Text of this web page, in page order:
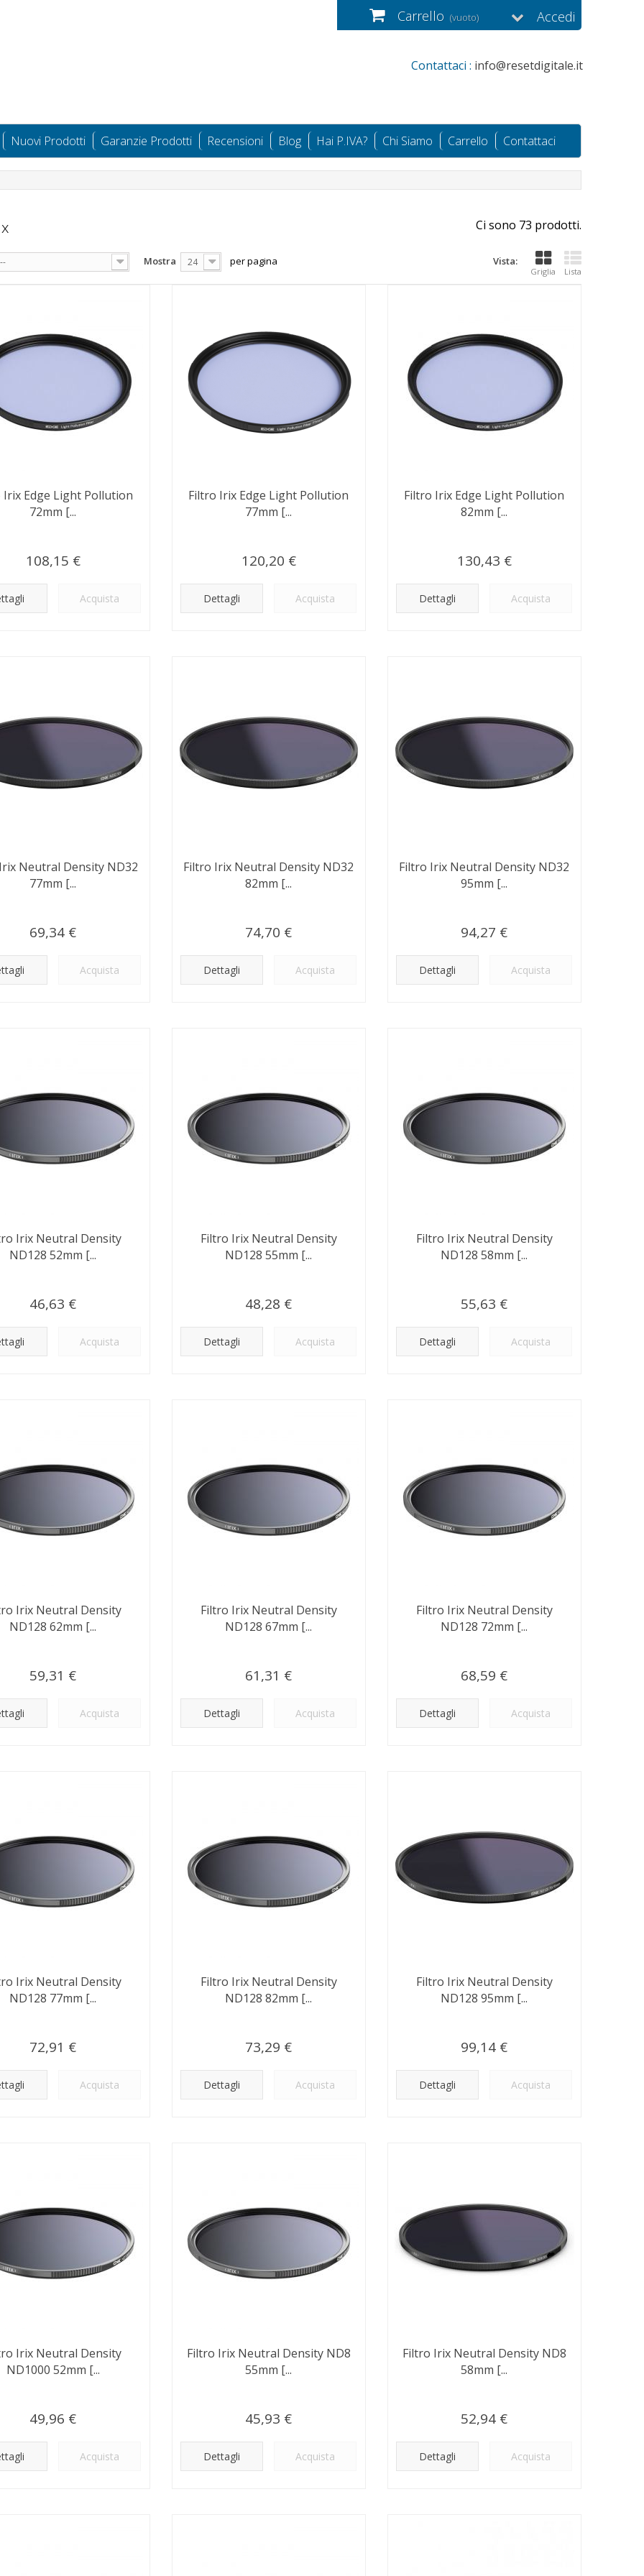
Accedi
Carrello (vuoto)
Contattaci : info@resetdigitale.it
Nuovi Prodotti Garanzie Prodotti Recensioni Blog Hai P.IVA? Chi Siamo Carrello Contattaci
Ci sono 73 prodotti.
Vista:
Griglia Lista
-- Mostra 24 per pagina
Irix Edge Light Pollution
72mm [...
108,15 €
Acquista
Filtro Irix Edge Light Pollution
77mm [...
120,20 €
Dettagli Acquista
Filtro Irix Edge Light Pollution
82mm [...
130,43 €
Dettagli Acquista
Neutral Density ND32
77mm [...
69,34 €
Acquista
Filtro Irix Neutral Density ND32
82mm [...
74,70 €
Dettagli Acquista
Filtro Irix Neutral Density ND32
95mm [...
94,27 €
Dettagli Acquista
Irix Neutral Density
ND128 52mm [...
46,63 €
Acquista
Filtro Irix Neutral Density
ND128 55mm [...
48,28 €
Dettagli Acquista
Filtro Irix Neutral Density
ND128 58mm [...
55,63 €
Dettagli Acquista
Irix Neutral Density
ND128 62mm [...
59,31 €
Acquista
Filtro Irix Neutral Density
ND128 67mm [...
61,31 €
Dettagli Acquista
Filtro Irix Neutral Density
ND128 72mm [...
68,59 €
Dettagli Acquista
Irix Neutral Density
ND128 77mm [...
72,91 €
Acquista
Filtro Irix Neutral Density
ND128 82mm [...
73,29 €
Dettagli Acquista
Filtro Irix Neutral Density
ND128 95mm [...
99,14 €
Dettagli Acquista
Irix Neutral Density
ND1000 52mm [...
49,96 €
Acquista
Filtro Irix Neutral Density ND8
55mm [...
45,93 €
Dettagli Acquista
Filtro Irix Neutral Density ND8
58mm [...
52,94 €
Dettagli Acquista